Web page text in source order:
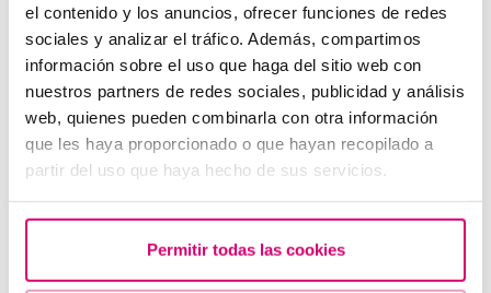
el contenido y los anuncios, ofrecer funciones de redes
sociales y analizar el tráfico. Además, compartimos
información sobre el uso que haga del sitio web con
nuestros partners de redes sociales, publicidad y análisis
web, quienes pueden combinarla con otra información
que les haya proporcionado o que hayan recopilado a
partir del uso que haya hecho de sus servicios.
Permitir todas las cookies
sollten sowohl die Eizellenquantität als auch die
Eizellenqualität bewertet werden. Die Eizellenqualität –
entscheidend für die Fruchtbarkeit – hängt vor allem vom
Zu den in Betracht zu ziehenden Behandlungen für Frauen
mit niedrigem ovariellen Vorrat gehören:
In-vitro-Fertilisation (IVF):
die Gewinnung und Befruchtung mehrerer Eizellen in
Eizellspende:In Fällen sehr niedriger ovarieller Vorräte